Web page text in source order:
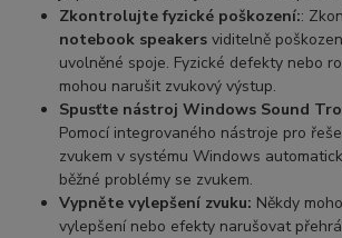
Zkontrolujte fyzické poškození::
notebook speakers viditelně
uvolněné spoje. Fyzické defekty nebo
mohou narušit zvukový výstup.
Spusťte nástroj Windows Sound
Pomocí integrovaného nástroje pro
zvukem v systému Windows
běžné problémy se zvukem.
Vypněte vylepšení zvuku: Někdy
vylepšení nebo efekty narušovat